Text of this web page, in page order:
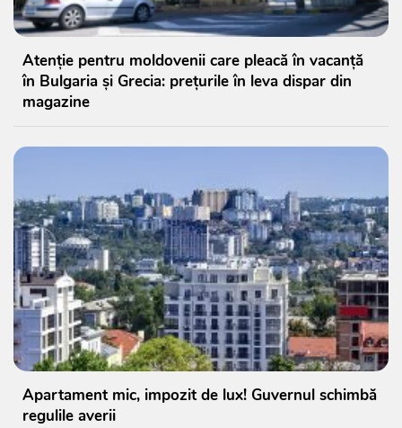
Atenție pentru moldovenii care pleacă în vacanță
în Bulgaria și Grecia: prețurile în leva dispar din
magazine
Apartament mic, impozit de lux! Guvernul schimbă
regulile averii